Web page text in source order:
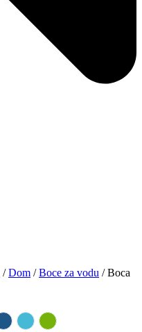
/Dom /Boce za vodu / Boca